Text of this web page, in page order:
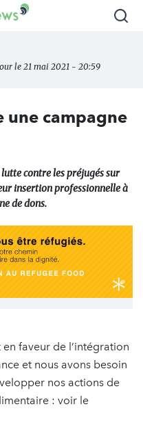
le 21 mai 2021 - 20:59
une campagne
contre les préjugés sur
insertion professionnelle à
de dons.
faveur de l’intégration
et nous avons besoin
nos actions de
: voir le